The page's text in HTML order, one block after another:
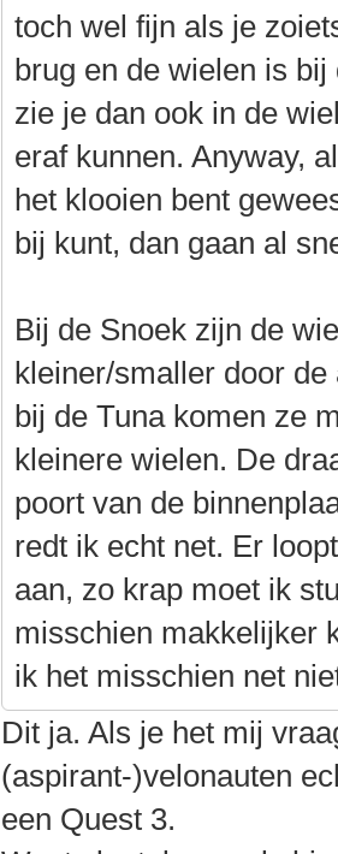
toch wel fijn als je
brug en de wielen is
zie je dan ook in de
eraf kunnen. Anyway,
het klooien bent
bij kunt, dan gaan al
Bij de Snoek zijn de
kleiner/smaller door
bij de Tuna komen ze
kleinere wielen. De
poort van de
redt ik echt net. Er
aan, zo krap moet ik
misschien makkelijker
ik het misschien net
Dit ja. Als je het mij
(aspirant-)velonauten
een Quest 3.